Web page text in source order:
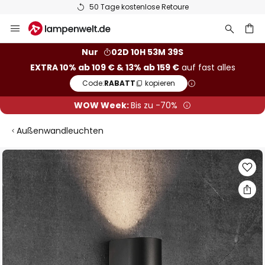
50 Tage kostenlose Retoure
Inhalt
Nur
02D 10H 53M 38S
EXTRA 10% ab 109 € & 13% ab 159 €auf fast alles
Code:RABATT kopieren
WOW Week:Bis zu -70%
Außenwandleuchten
Zum
Ende
der
Bildgalerie
springen